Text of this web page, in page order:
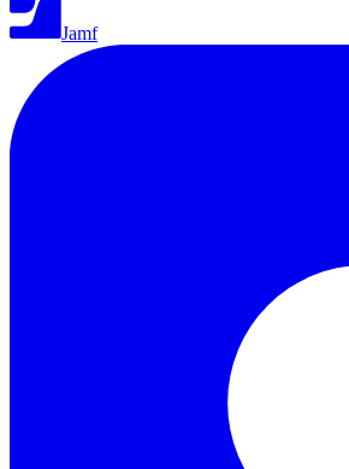
Jamf